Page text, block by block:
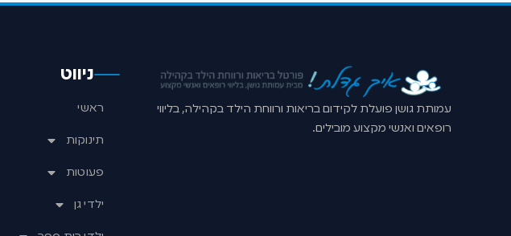
עמותת גושן פועלת לקידום בריאות ורווחת הילד בקהילה, בליווי
רופאים ואנשי מקצוע מובילים.
ניווט
ראשי
תינוקות
פעוטות
ילדי גן